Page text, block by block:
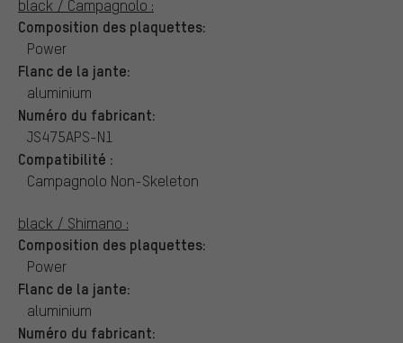
black / Campagnolo :
Composition des plaquettes:
Power
Flanc de la jante:
aluminium
Numéro du fabricant:
JS475APS-N1
Compatibilité :
Campagnolo Non-Skeleton
black / Shimano :
Composition des plaquettes:
Power
Flanc de la jante:
aluminium
Numéro du fabricant: